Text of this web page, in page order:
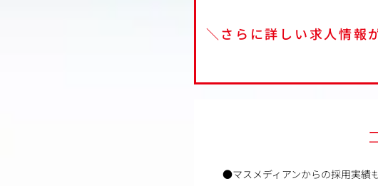
＼さらに詳しい求人情報
●マスメディアンからの採用実績